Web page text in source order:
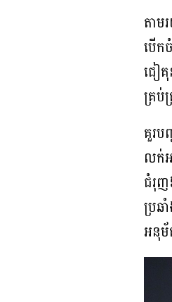
តា
បើ
ជៀគុ
គ្រប់
គួរប
លក់អ
ជំរុ
ប្រឆ
អនុ